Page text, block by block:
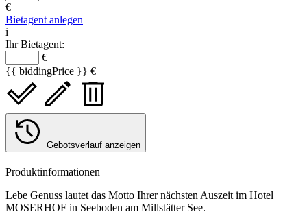
€
Bietagent anlegen
i
Ihr Bietagent:
€
{{ biddingPrice }} €
Gebotsverlauf anzeigen
Produktinformationen
Lebe Genuss lautet das Motto Ihrer nächsten Auszeit im Hotel
MOSERHOF in Seeboden am Millstätter See.